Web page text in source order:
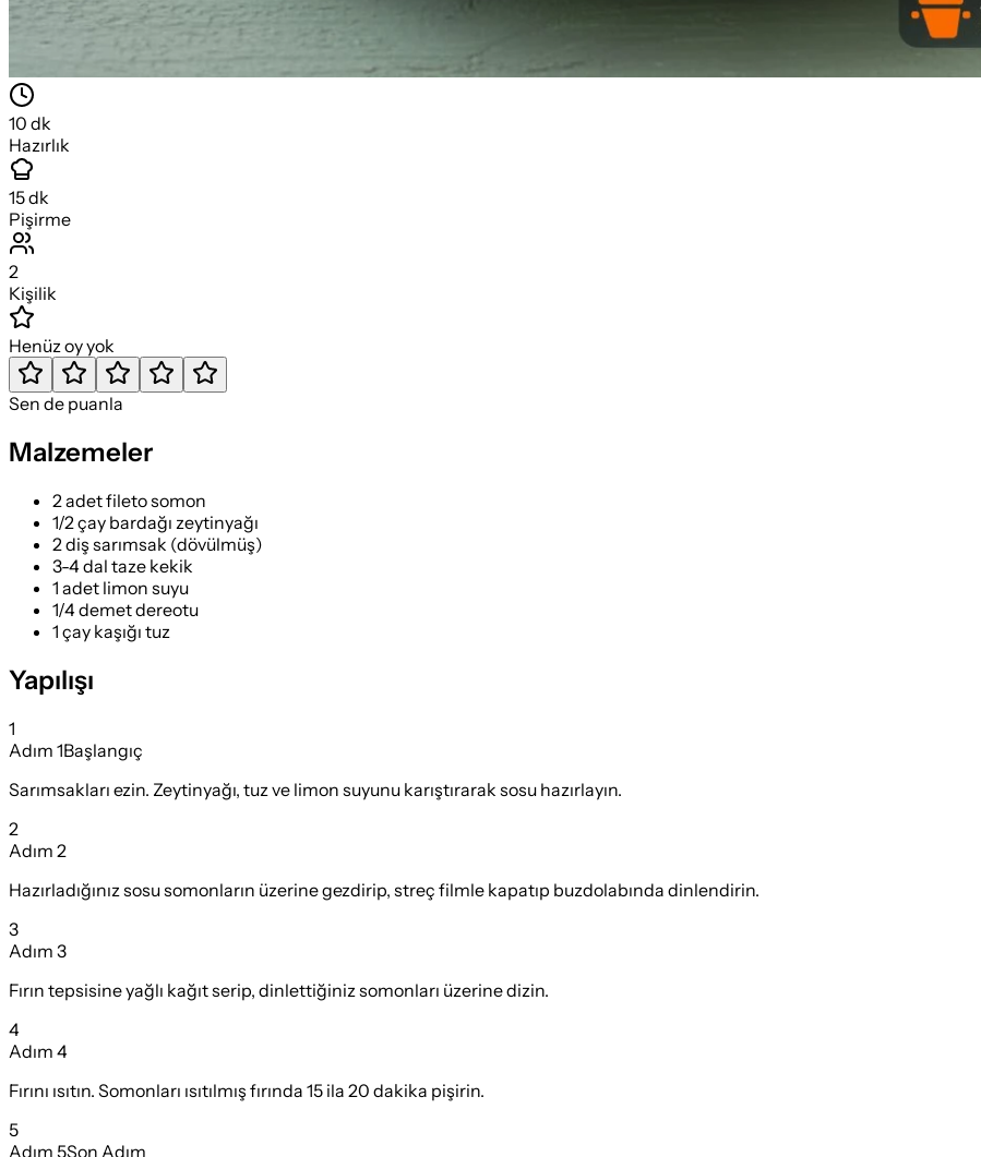
10 dk
Hazırlık
15dk
Pişirme
2
Kişilik
Henüz oy yok
Sen de puanla
Malzemeler
2 adet fileto somon
1/2 çay bardağı zeytinyağı
2 diş sarımsak (dövülmüş)
3-4 dal taze kekik
1 adet limon suyu
1/4 demet dereotu
1 çay kaşığı tuz
Yapılışı
1
Adım 1Başlangıç
Sarımsakları ezin. Zeytinyağı, tuz ve limon suyunu karıştırarak sosu hazırlayın.
2
Adım 2
Hazırladığınız sosu somonların üzerine gezdirip, streç filmle kapatıp buzdolabında dinlendirin.
3
Adım 3
Fırın tepsisine yağlı kağıt serip, dinlettiğiniz somonları üzerine dizin.
4
Adım 4
Fırını ısıtın. Somonları ısıtılmış fırında 15 ila 20 dakika pişirin.
5
Adım 5Son Adım